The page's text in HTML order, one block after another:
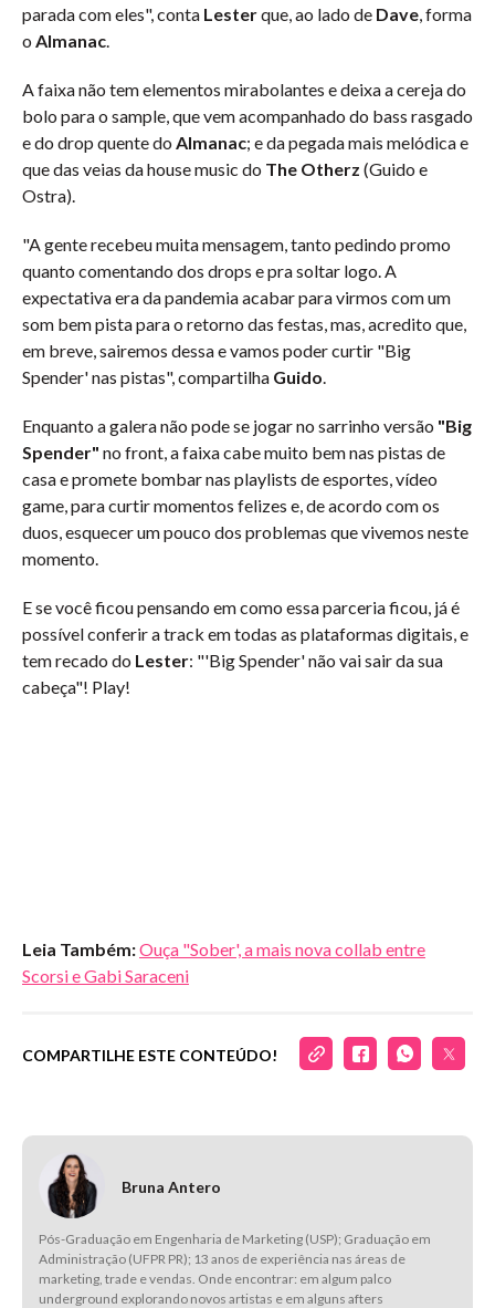
parada com eles", conta Lesterque, ao lado de Dave, forma
o Almanac.
A faixa não tem elementos mirabolantes e deixa a cereja do
bolo para o sample, que vem acompanhado do bass rasgado
e do drop quente do Almanac; e da pegada mais melódica e
que das veias da house music do The Otherz (Guido e
Ostra).
"A gente recebeu muita mensagem, tanto pedindo promo
quanto comentando dos drops e pra soltar logo. A
expectativa era da pandemia acabar para virmos com um
som bem pista para o retorno das festas, mas, acredito que,
em breve, sairemos dessa e vamos poder curtir "Big
Spender' nas pistas", compartilha Guido.
Enquanto a galera não pode se jogar no sarrinho versão "Big
Spender" no front, a faixa cabe muito bem nas pistas de
casa e promete bombar nas playlists de esportes, vídeo
game, para curtir momentos felizes e, de acordo com os
duos, esquecer um pouco dos problemas que vivemos neste
momento.
E se você ficou pensando em como essa parceria ficou, já é
possível conferir a track em todas as plataformas digitais, e
tem recado do Lester: "'Big Spender' não vai sair da sua
cabeça"! Play!
Leia Também:Ouça "Sober', a mais nova collab entre
Scorsi e Gabi Saraceni
COMPARTILHE ESTE CONTEÚDO!
Bruna Antero
Pós-Graduação em Engenharia de Marketing (USP); Graduação em
Administração (UFPR PR); 13 anos de experiência nas áreas de
marketing, trade e vendas. Onde encontrar: em algum palco
underground explorando novos artistas e em alguns afters